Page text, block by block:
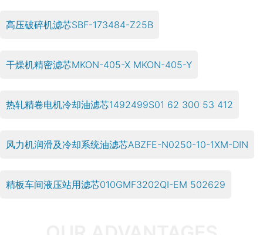
高压破碎机滤芯SBF-173484-Z25B
干燥机精密滤芯MKON-405-X MKON-405-Y
热轧精卷电机冷却油滤芯1492499S01 62 300 53 412
风力机润滑及冷却系统油滤芯ABZFE-N0250-10-1XM-DIN
精板车间液压站用滤芯010GMF3202QI-EM 502629